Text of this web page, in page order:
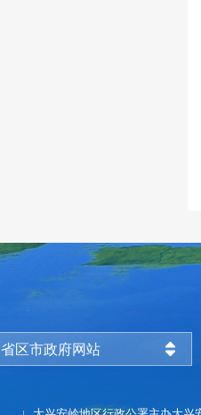
省区市政府网站